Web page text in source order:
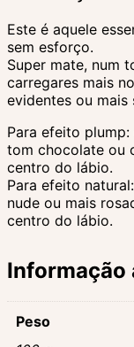
Este é aquele
sem esforço.
Super mate, num
carregares mais
evidentes ou mais
Para efeito
tom chocolate ou
centro do lábio.
Para efeito
nude ou mais
centro do lábio.
Informação
Peso